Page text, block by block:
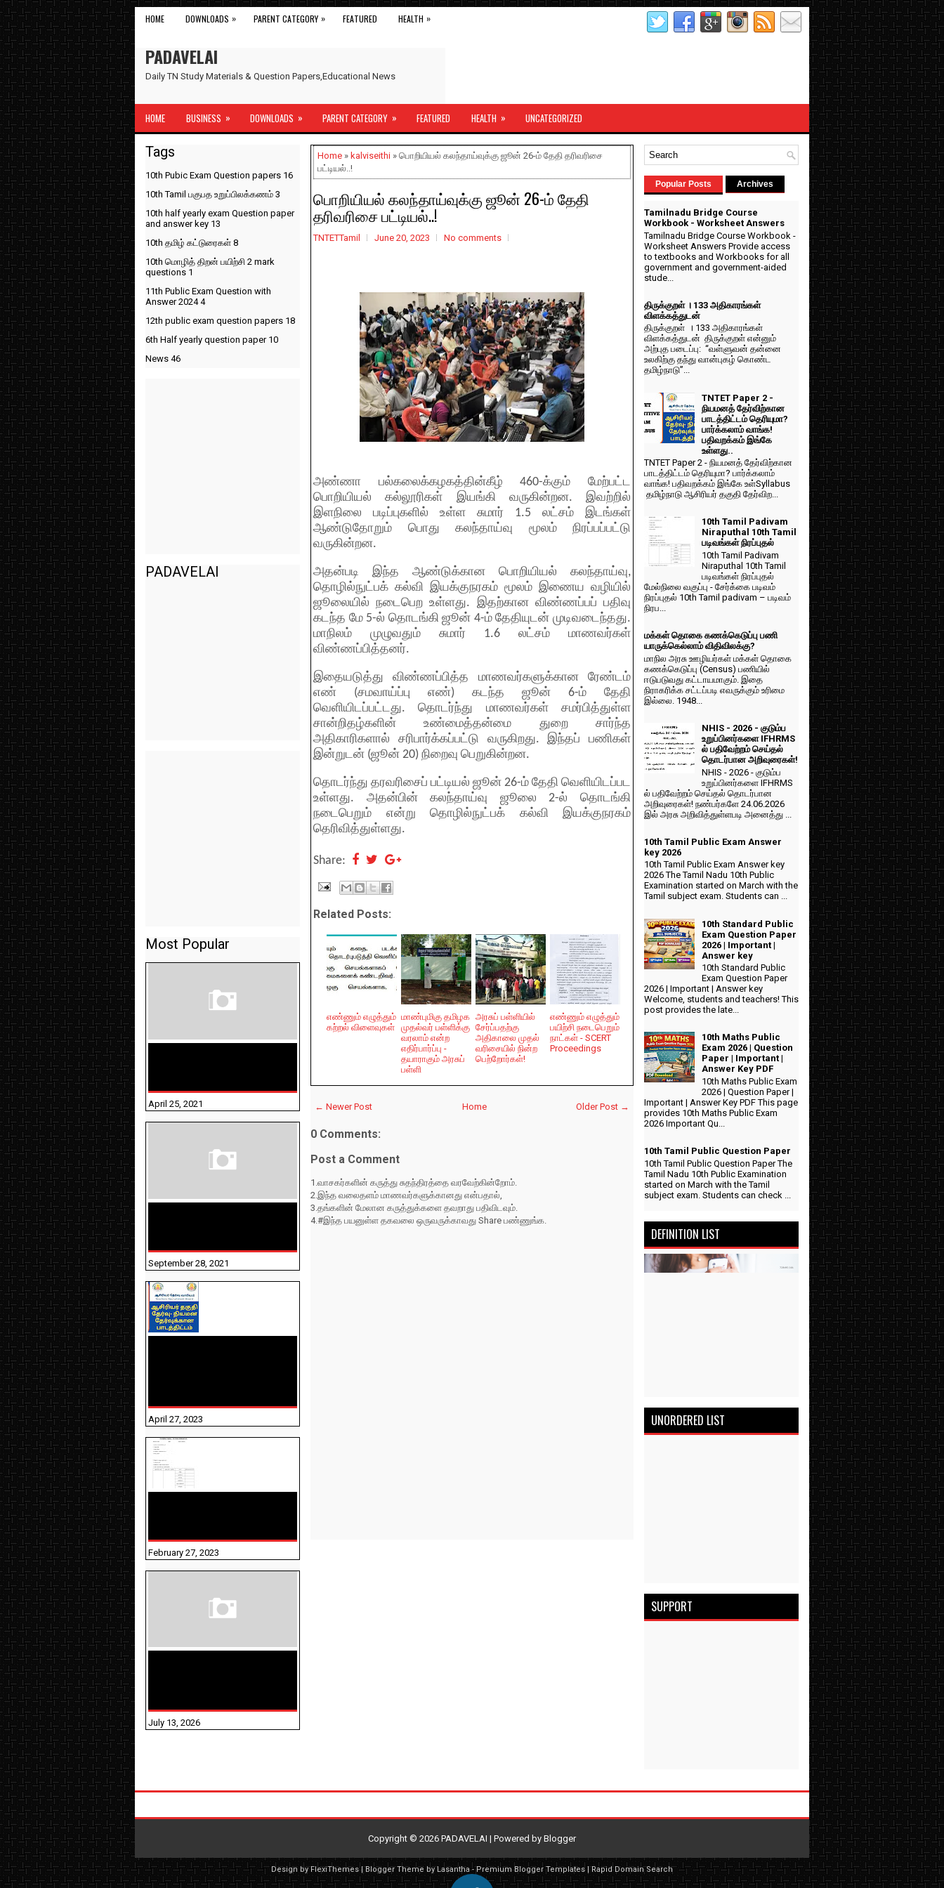
HOME DOWNLOADS » PARENT CATEGORY » FEATURED HEALTH »
PADAVELAI
Daily TN Study Materials & Question Papers,Educational News
HOME BUSINESS » DOWNLOADS » PARENT CATEGORY » FEATURED HEALTH » UNCATEGORIZED
Home » kalviseithi » பொறியியல் கலந்தாய்வுக்கு ஜூன் 26-ம் தேதி தரிவரிசை
பட்டியல்..!
பொறியியல் கலந்தாய்வுக்கு ஜூன் 26-ம் தேதி
தரிவரிசை பட்டியல்..!
TNTETTamil June 20, 2023 No comments
அண்ணா பல்கலைக்கழகத்தின்கீழ் 460-க்கும் மேற்பட்ட
பொறியியல் கல்லூரிகள் இயங்கி வருகின்றன. இவற்றில்
இளநிலை படிப்புகளில் உள்ள சுமார் 1.5 லட்சம் இடங்கள்
ஆண்டுதோறும் பொது கலந்தாய்வு மூலம் நிரப்பப்பட்டு
வருகின்றன.
அதன்படி இந்த ஆண்டுக்கான பொறியியல் கலந்தாய்வு,
தொழில்நுட்பக் கல்வி இயக்குநரகம் மூலம் இணைய வழியில்
ஜூலையில் நடைபெற உள்ளது. இதற்கான விண்ணப்பப் பதிவு
கடந்த மே 5-ல் தொடங்கி ஜூன் 4-ம் தேதியுடன் முடிவடைந்தது.
மாநிலம் முழுவதும் சுமார் 1.6 லட்சம் மாணவர்கள்
விண்ணப்பித்தனர்.
இதையடுத்து விண்ணப்பித்த மாணவர்களுக்கான ரேண்டம்
எண் (சமவாய்ப்பு எண்) கடந்த ஜூன் 6-ம் தேதி
வெளியிடப்பட்டது. தொடர்ந்து மாணவர்கள் சமர்பித்துள்ள
சான்றிதழ்களின் உண்மைத்தன்மை துறை சார்ந்த
அதிகாரிகளால் சரிபார்க்கப்பட்டு வருகிறது. இந்தப் பணிகள்
இன்றுடன் (ஜூன் 20) நிறைவு பெறுகின்றன.
தொடர்ந்து தரவரிசைப் பட்டியல் ஜூன் 26-ம் தேதி வெளியிடப்பட
உள்ளது. அதன்பின் கலந்தாய்வு ஜூலை 2-ல் தொடங்கி
நடைபெறும் என்று தொழில்நுட்பக் கல்வி இயக்குநரகம்
தெரிவித்துள்ளது.
Share:
Related Posts:
எண்ணும் எழுத்தும்
கற்றல் விளைவுகள்
மாண்புமிகு தமிழக
முதல்வர் பள்ளிக்கு
வரலாம் என்ற
எதிர்பார்ப்பு -
தயாராகும் அரசுப்
பள்ளி
அரசுப் பள்ளியில்
சேர்ப்பதற்கு
அதிகாலை முதல்
வரிசையில் நின்ற
பெற்றோர்கள்!
எண்ணும் எழுத்தும்
பயிற்சி நடைபெறும்
நாட்கள் - SCERT
Proceedings
← Newer Post Older Post →
Home
0 Comments:
Post a Comment
1.வாசகர்களின் கருத்து சுதந்திரத்தை வரவேற்கின்றோம்.
2.இந்த வலைதளம் மாணவர்களுக்கானது என்பதால்,
3.தங்களின் மேலான கருத்துக்களை தவறாது பதிவிடவும்.
4.#இந்த பயனுள்ள தகவலை ஒருவருக்காவது Share பண்ணுங்க.
Tags
10th Pubic Exam Question papers 16
10th Tamil பகுபத உறுப்பிலக்கணம் 3
10th half yearly exam Question paper
and answer key 13
10th தமிழ் கட்டுரைகள் 8
10th மொழித் திறன் பயிற்சி 2 mark
questions 1
11th Public Exam Question with
Answer 20244
12th public exam question papers 18
6th Half yearly question paper 10
News 46
PADAVELAI
Most Popular
April 25, 2021
September 28, 2021
April 27, 2023
February 27, 2023
July 13, 2026
Popular Posts Archives
Tamilnadu Bridge Course
Workbook - Worksheet Answers
Tamilnadu Bridge Course Workbook -
Worksheet Answers Provide access
to textbooks and Workbooks for all
government and government-aided
stude...
திருக்குறள் । 133 அதிகாரங்கள்
விளக்கத்துடன்
திருக்குறள் । 133 அதிகாரங்கள்
விளக்கத்துடன் திருக்குறள் என்னும்
அற்புத படைப்பு: “வள்ளுவன் தன்னை
உலகிற்கு தந்து வான்புகழ் கொண்ட
தமிழ்நாடு”...
TNTET Paper 2 -
நியமனத் தேர்விற்கான
பாடத்திட்டம் தெரியுமா?
பார்க்கலாம் வாங்க!
பதிவறக்கம் இங்கே
உள்ளது..
TNTET Paper 2 - நியமனத் தேர்விற்கான
பாடத்திட்டம் தெரியுமா? பார்க்கலாம்
வாங்க! பதிவறக்கம் இங்கே உள்Syllabus
தமிழ்நாடு ஆசிரியர் தகுதி தேர்விற...
10th Tamil Padivam
Niraputhal 10th Tamil
படிவங்கள் நிரப்புதல்
10th Tamil Padivam
Niraputhal 10th Tamil
படிவங்கள் நிரப்புதல்
மேல்நிலை வகுப்பு - சேர்க்கை படிவம்
நிரப்புதல் 10th Tamil padivam – படிவம்
நிரப...
மக்கள் தொகை கணக்கெடுப்பு பணி
யாருக்கெல்லாம் விதிவிலக்கு?
மாநில அரசு ஊழியர்கள் மக்கள் தொகை
கணக்கெடுப்பு (Census) பணியில்
ஈடுபடுவது கட்டாயமாகும். இதை
நிராகரிக்க சட்டப்படி எவருக்கும் உரிமை
இல்லை. 1948...
NHIS - 2026 - குடும்ப
உறுப்பினர்களை IFHRMS
ல் பதிவேற்றம் செய்தல்
தொடர்பான அறிவுரைகள்!
NHIS - 2026 - குடும்ப
உறுப்பினர்களை IFHRMS
ல் பதிவேற்றம் செய்தல் தொடர்பான
அறிவுரைகள்! நண்பர்களே 24.06.2026
இல் அரசு அறிவித்துள்ளபடி அனைத்து ...
10th Tamil Public Exam Answer
key 2026
10th Tamil Public Exam Answer key
2026 The Tamil Nadu 10th Public
Examination started on March with the
Tamil subject exam. Students can ...
10th Standard Public
Exam Question Paper
2026 | Important |
Answer key
10th Standard Public
Exam Question Paper
2026 | Important | Answer key
Welcome, students and teachers! This
post provides the late...
10th Maths Public
Exam 2026 | Question
Paper | Important |
Answer Key PDF
10th Maths Public Exam
2026 | Question Paper |
Important | Answer Key PDF This page
provides 10th Maths Public Exam
2026 Important Qu...
10th Tamil Public Question Paper
10th Tamil Public Question Paper The
Tamil Nadu 10th Public Examination
started on March with the Tamil
subject exam. Students can check ...
DEFINITION LIST
UNORDERED LIST
SUPPORT
Copyright © 2026 PADAVELAI | Powered by Blogger
Design byFlexiThemes| Blogger Theme byLasantha-Premium Blogger Templates|Rapid Domain Search